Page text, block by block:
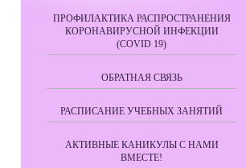
ПРОФИЛАКТИКА РАСПРОСТРАНЕНИЯ
КОРОНАВИРУСНОЙ ИНФЕКЦИИ
(COVID 19)
ОБРАТНАЯ СВЯЗЬ
РАСПИСАНИЕ УЧЕБНЫХ ЗАНЯТИЙ
АКТИВНЫЕ КАНИКУЛЫ С НАМИ
ВМЕСТЕ!